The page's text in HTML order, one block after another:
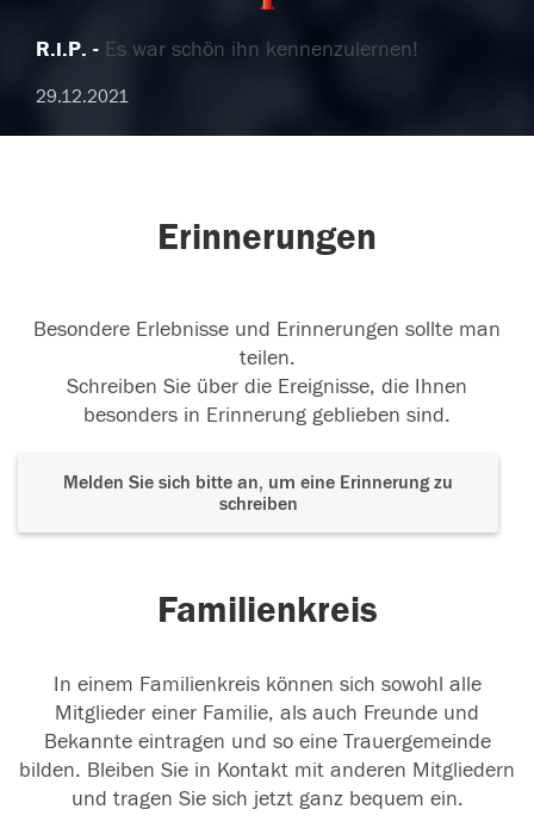
R.i.P. Es war schön ihn kennenzulernen!
29.12.2021
Erinnerungen
Besondere Erlebnisse und Erinnerungen sollte man
teilen.
Schreiben Sie über die Ereignisse, die Ihnen
besonders in Erinnerung geblieben sind.
Melden Sie sich bitte an, um eine Erinnerung zu
schreiben
Familienkreis
In einem Familienkreis können sich sowohl alle
Mitglieder einer Familie, als auch Freunde und
Bekannte eintragen und so eine Trauergemeinde
bilden. Bleiben Sie in Kontakt mit anderen Mitgliedern
und tragen Sie sich jetzt ganz bequem ein.